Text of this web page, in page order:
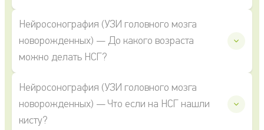
Нейросонография (УЗИ головного мозга
новорожденных) — До какого возраста
можно делать НСГ?
Нейросонография (УЗИ головного мозга
новорожденных) — Что если на НСГ нашли
кисту?